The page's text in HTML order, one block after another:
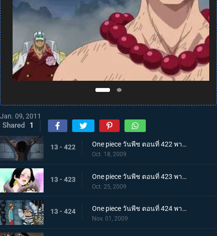
Jan. 09, 2011
Shared 1
13 - 422 One piece วันพีช ตอนที่ 422 พากย์ไทย การบุกที่เสี่ยงด้วยชีวิต! คุกนรกใต้สมุทรอิมเพลดาวน์
Oct. 18, 2009
13 - 423 One piece วันพีช ตอนที่ 423 พากย์ไทย พบกันอีกครั้งในนรก!? ผู้มีพลังผลบาระบาระ!
Oct. 25, 2009
13 - 424 One piece วันพีช ตอนที่ 424 พากย์ไทย ถล่มนรกดอกบัวแดง! กับแผนการสุดอลังการของบากี้
Nov. 01, 2009